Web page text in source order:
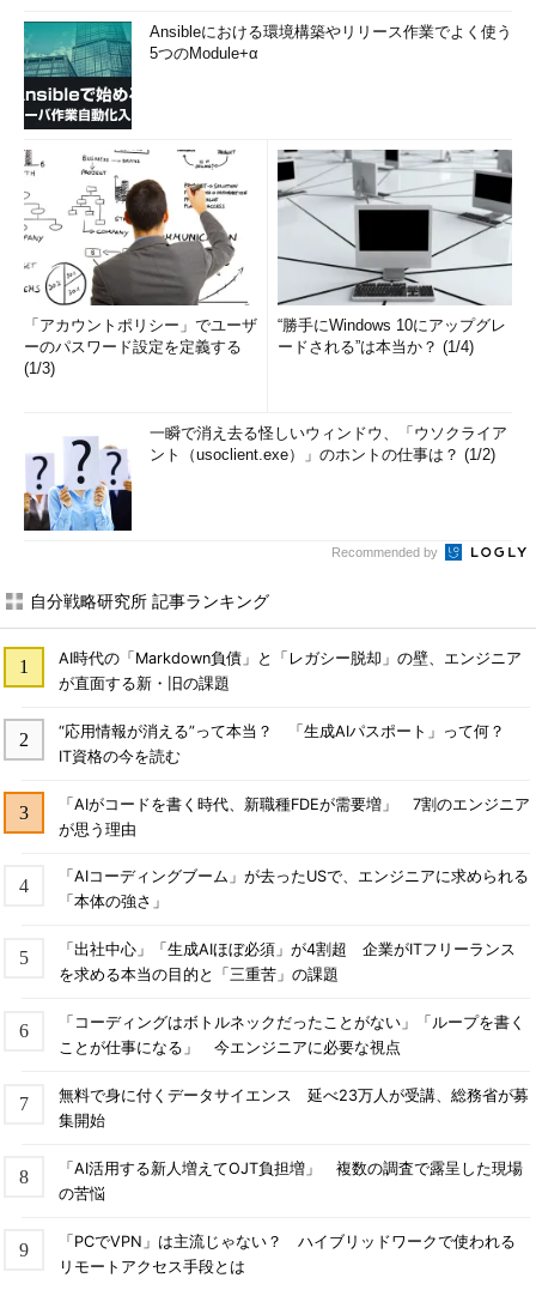
Ansibleにおける環境構築やリリース作業でよく使う
5つのModule+α
「アカウントポリシー」でユーザ
ーのパスワード設定を定義する
(1/3)
“勝手にWindows 10にアップグレ
ードされる”は本当か？ (1/4)
一瞬で消え去る怪しいウィンドウ、「ウソクライア
ント（usoclient.exe）」のホントの仕事は？ (1/2)
Recommended by
自分戦略研究所 記事ランキング
AI時代の「Markdown負債」と「レガシー脱却」の壁、エンジニア
が直面する新・旧の課題
“応用情報が消える”って本当？ 「生成AIパスポート」って何？
IT資格の今を読む
「AIがコードを書く時代、新職種FDEが需要増」 7割のエンジニア
が思う理由
「AIコーディングブーム」が去ったUSで、エンジニアに求められる
「本体の強さ」
「出社中心」「生成AIほぼ必須」が4割超 企業がITフリーランス
を求める本当の目的と「三重苦」の課題
「コーディングはボトルネックだったことがない」「ループを書く
ことが仕事になる」 今エンジニアに必要な視点
無料で身に付くデータサイエンス 延べ23万人が受講、総務省が募
集開始
「AI活用する新人増えてOJT負担増」 複数の調査で露呈した現場
の苦悩
「PCでVPN」は主流じゃない？ ハイブリッドワークで使われる
リモートアクセス手段とは